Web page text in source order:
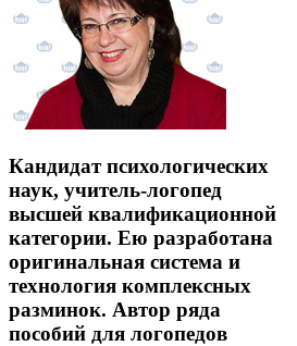
Кандидат психологических
наук, учитель-логопед
высшей квалификационной
категории. Ею разработана
оригинальная система и
технология комплексных
разминок. Автор ряда
пособий для логопедов